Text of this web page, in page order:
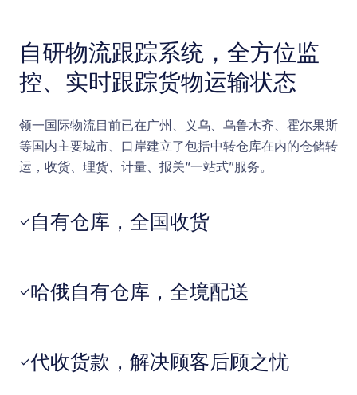
自研物流跟踪系统，全方位监
控、实时跟踪货物运输状态
领一国际物流目前已在广州、义乌、乌鲁木齐、霍尔果斯
等国内主要城市、口岸建立了包括中转仓库在内的仓储转
运，收货、理货、计量、报关“一站式”服务。
✓ 自有仓库，全国收货
✓哈俄自有仓库，全境配送
✓代收货款，解决顾客后顾之忧